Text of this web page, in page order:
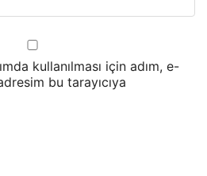
kullanılması için adım, e-
bu tarayıcıya